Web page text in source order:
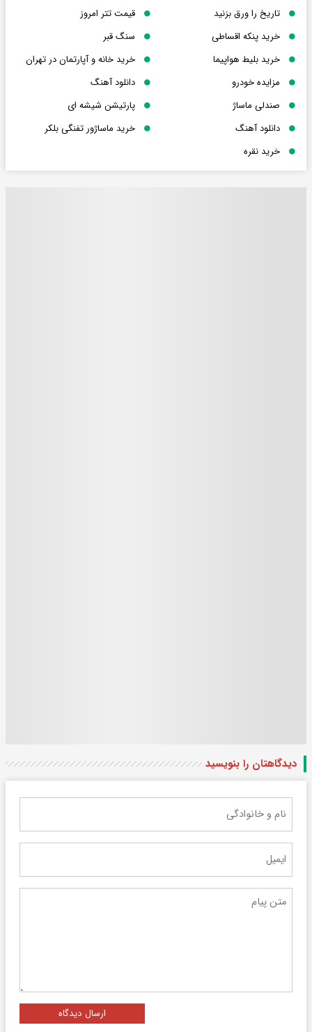
تاریخ را ورق بزنید
قیمت تتر امروز
خرید پنکه اقساطی
سنگ قبر
خرید بلیط هواپیما
خرید خانه و آپارتمان در تهران
مزایده خودرو
دانلود آهنگ
صندلی ماساژ
پارتیشن شیشه ای
دانلود آهنگ
خرید ماساژور تفنگی بلکر
خرید نقره
دیدگاهتان را بنویسید
ارسال دیدگاه